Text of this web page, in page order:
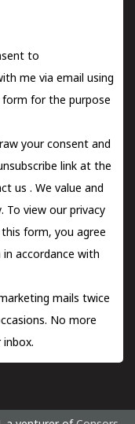
to
me via email using
for the purpose
your consent and
link at the
us . We value and
To view our privacy
form, you agree
accordance with
mails twice
No more